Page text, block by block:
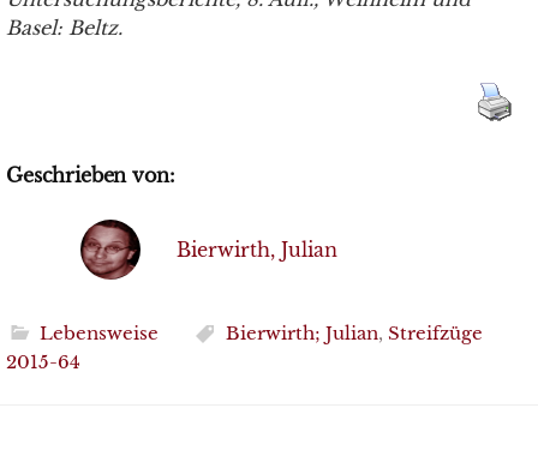
Basel: Beltz.
Geschrieben von:
Bierwirth, Julian
Lebensweise Bierwirth; Julian, Streifzüge
2015-64